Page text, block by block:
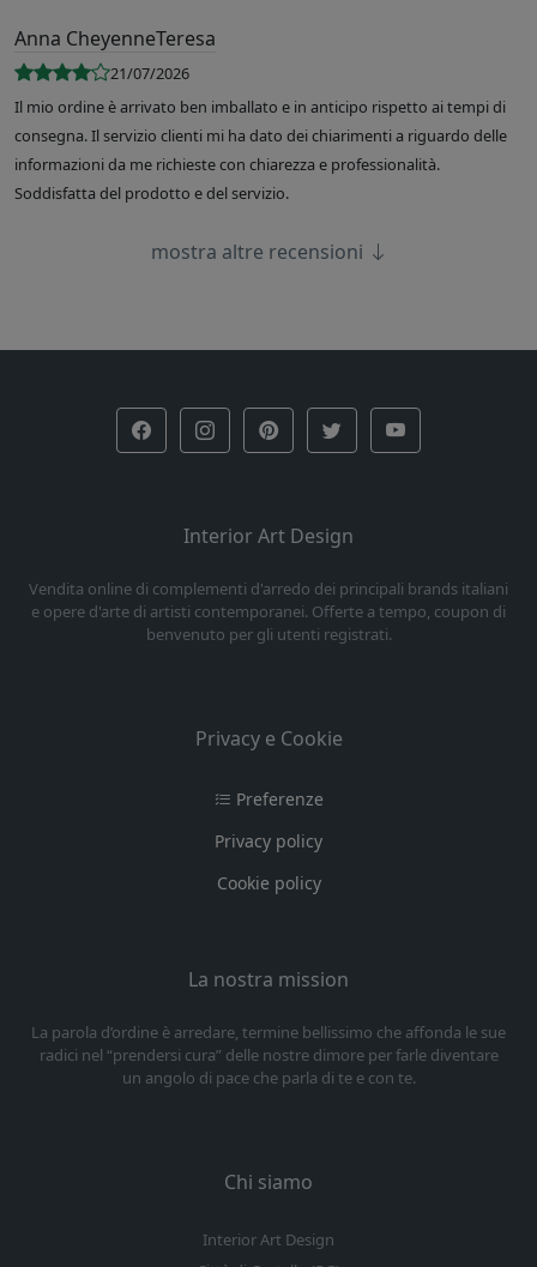
Anna CheyenneTeresa
21/07/2026
Il mio ordine è arrivato ben imballato e in anticipo rispetto ai tempi di
consegna. Il servizio clienti mi ha dato dei chiarimenti a riguardo delle
informazioni da me richieste con chiarezza e professionalità.
Soddisfatta del prodotto e del servizio.
mostra altre recensioni
Interior Art Design
Vendita online di complementi d'arredo dei principali brands italiani
e opere d'arte di artisti contemporanei. Offerte a tempo, coupon di
benvenuto per gli utenti registrati.
Privacy e Cookie
Preferenze
Privacy policy
Cookie policy
La nostra mission
La parola d’ordine è arredare, termine bellissimo che affonda le sue
radici nel “prendersi cura” delle nostre dimore per farle diventare
un angolo di pace che parla di te e con te.
Chi siamo
Interior Art Design